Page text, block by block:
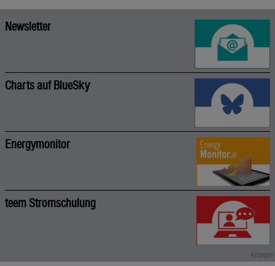
Newsletter
Charts auf BlueSky
Energymonitor
teem Stromschulung